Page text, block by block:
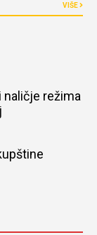
VIŠE
naličje režima